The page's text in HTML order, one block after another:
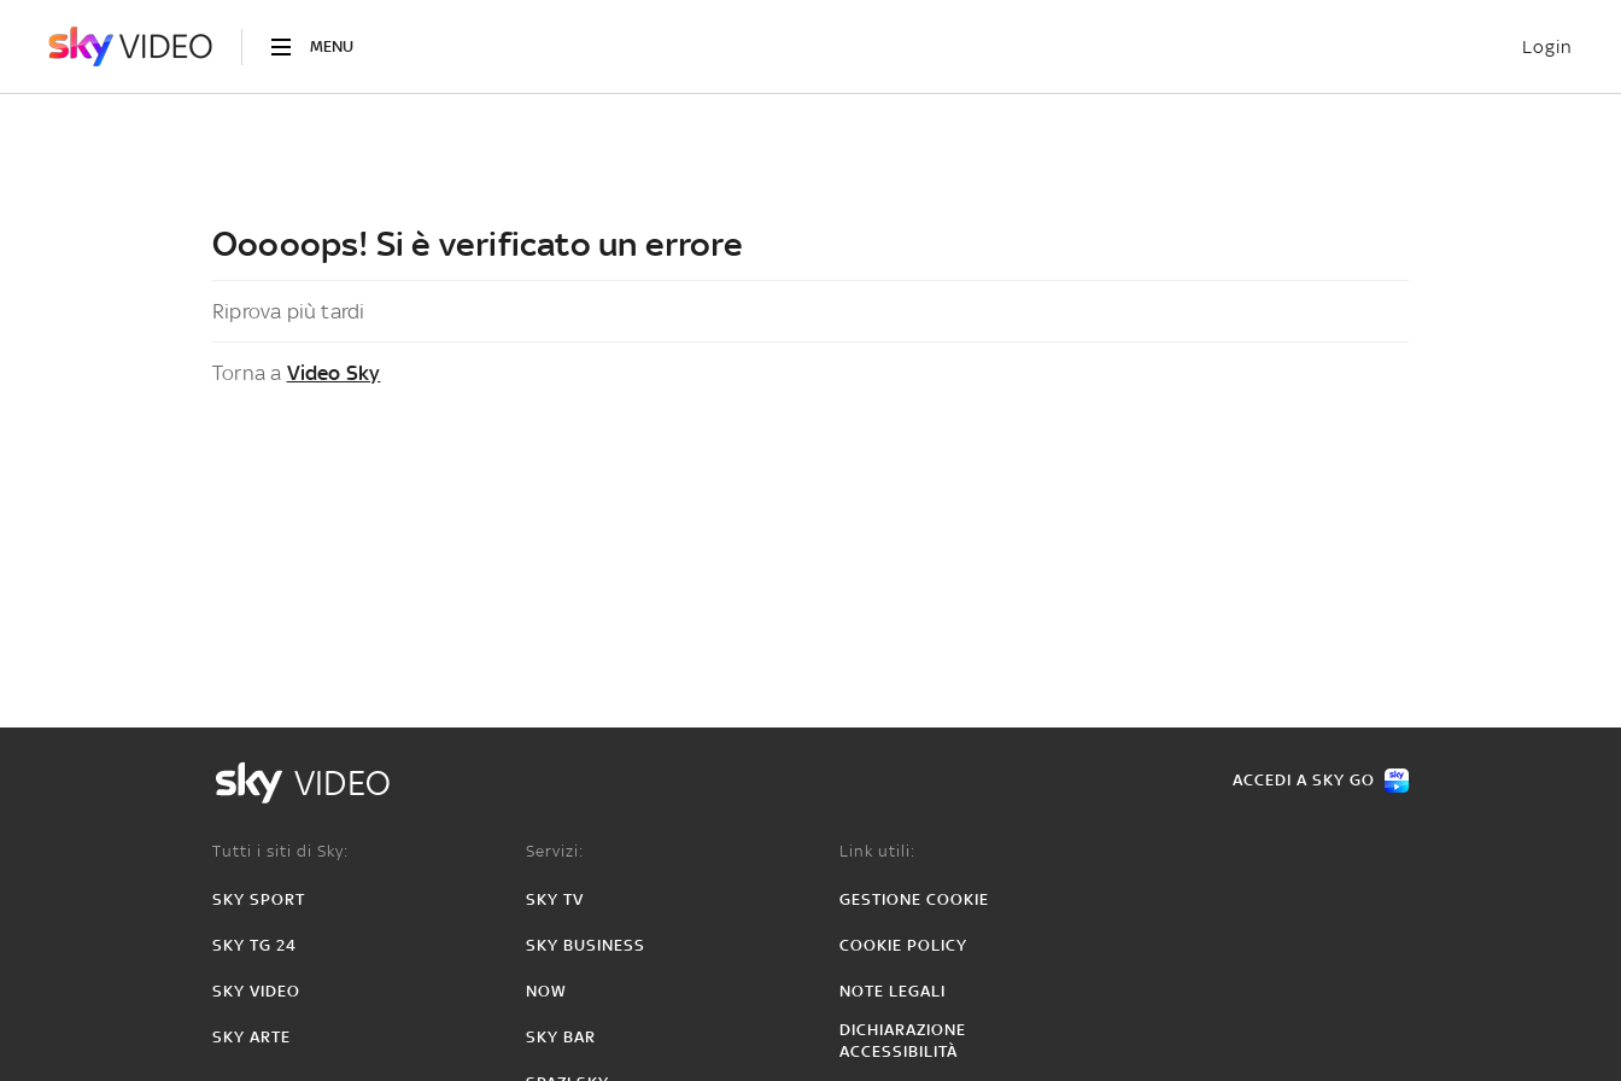
MENU Login
Ooooops! Si è verificato un errore
Riprova più tardi
Torna a Video Sky
VIDEO ACCEDI A SKY GO
Tutti i siti di Sky:
SKY SPORT
SKY TG 24
SKY VIDEO
SKY ARTE
Servizi:
SKY TV
SKY BUSINESS
NOW
SKY BAR
Link utili:
GESTIONE COOKIE
COOKIE POLICY
NOTE LEGALI
DICHIARAZIONE
ACCESSIBILITÀ